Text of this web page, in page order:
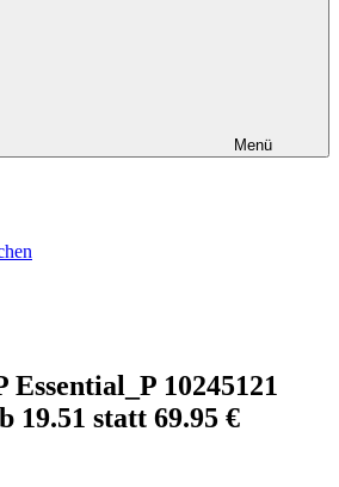
Menü
Essential_P 10245121
19.51 statt 69.95 €